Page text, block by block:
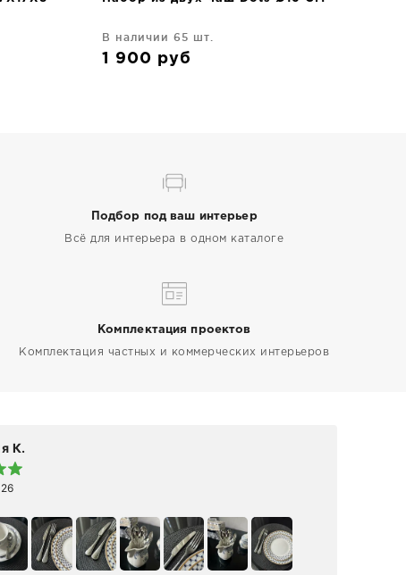
В наличии 65 шт.
1 900 руб
Подбор под ваш интерьер
Всё для интерьера в одном каталоге
Комплектация проектов
Комплектация частных и коммерческих интерьеров
К.